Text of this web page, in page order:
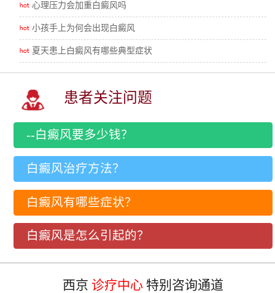
心理压力会加重白癜风吗
小孩手上为何会出现白癜风
夏天患上白癜风有哪些典型症状
患者关注问题
--白癜风要多少钱？
白癜风治疗方法？
白癜风有哪些症状？
白癜风是怎么引起的？
西京 诊疗中心 特别咨询通道